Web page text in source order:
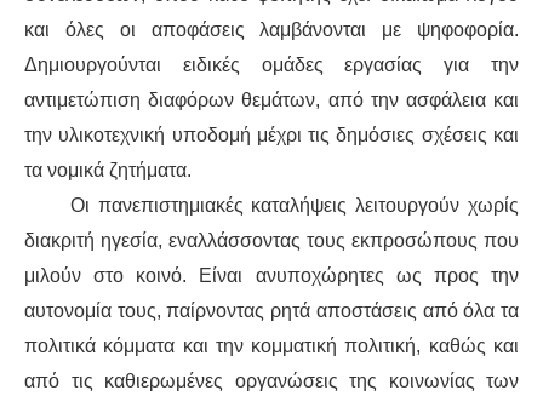
και όλες οι αποφάσεις λαμβάνονται με ψηφοφορία.
Δημιουργούνται ειδικές ομάδες εργασίας για την
αντιμετώπιση διαφόρων θεμάτων, από την ασφάλεια και
την υλικοτεχνική υποδομή μέχρι τις δημόσιες σχέσεις και
τα νομικά ζητήματα.
Οι πανεπιστημιακές καταλήψεις λειτουργούν χωρίς
διακριτή ηγεσία, εναλλάσσοντας τους εκπροσώπους που
μιλούν στο κοινό. Είναι ανυποχώρητες ως προς την
αυτονομία τους, παίρνοντας ρητά αποστάσεις από όλα τα
πολιτικά κόμματα και την κομματική πολιτική, καθώς και
από τις καθιερωμένες οργανώσεις της κοινωνίας των